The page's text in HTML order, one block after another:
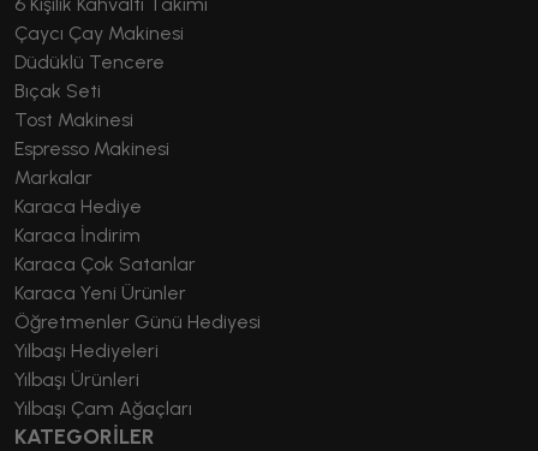
Çaycı Çay Makinesi
Düdüklü Tencere
Bıçak Seti
Tost Makinesi
Espresso Makinesi
Markalar
Karaca Hediye
Karaca İndirim
Karaca Çok Satanlar
Karaca Yeni Ürünler
Öğretmenler Günü Hediyesi
Yılbaşı Hediyeleri
Yılbaşı Ürünleri
Yılbaşı Çam Ağaçları
KATEGORİLER